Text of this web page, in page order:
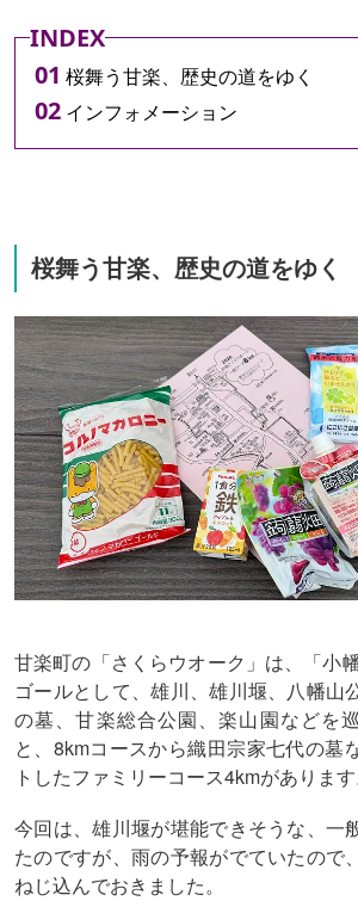
INDEX
桜舞う甘楽、歴史の道をゆく
インフォメーション
桜舞う甘楽、歴史の道をゆく
甘楽町の「さくらウオーク」は、「小
ゴールとして、雄川、雄川堰、八幡山
の墓、甘楽総合公園、楽山園などを
と、8kmコースから織田宗家七代の墓
トしたファミリーコース4kmがあります
今回は、雄川堰が堪能できそうな、一
たのですが、雨の予報がでていたので
ねじ込んでおきました。